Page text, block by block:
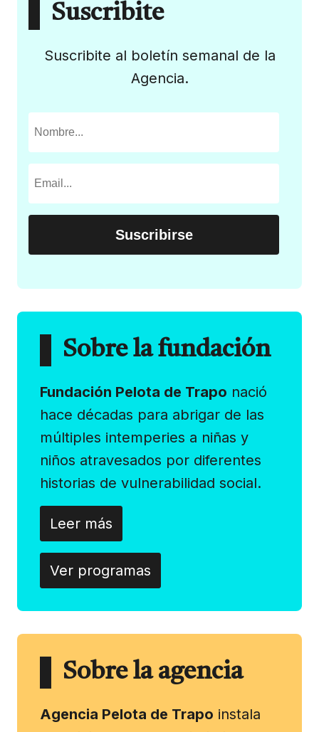
Suscribite
Suscribite al boletín semanal de la
Agencia.
Sobre la fundación
Fundación Pelota de Trapo nació
hace décadas para abrigar de las
múltiples intemperies a niñas y
niños atravesados por diferentes
historias de vulnerabilidad social.
Leer más
Ver programas
Sobre la agencia
Agencia Pelota de Trapo instala